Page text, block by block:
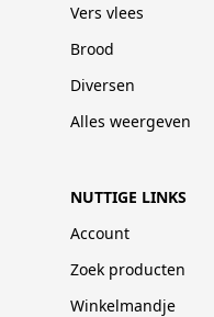
Vers vlees
Brood
Diversen
Alles weergeven
NUTTIGE LINKS
Account
Zoek producten
Winkelmandje